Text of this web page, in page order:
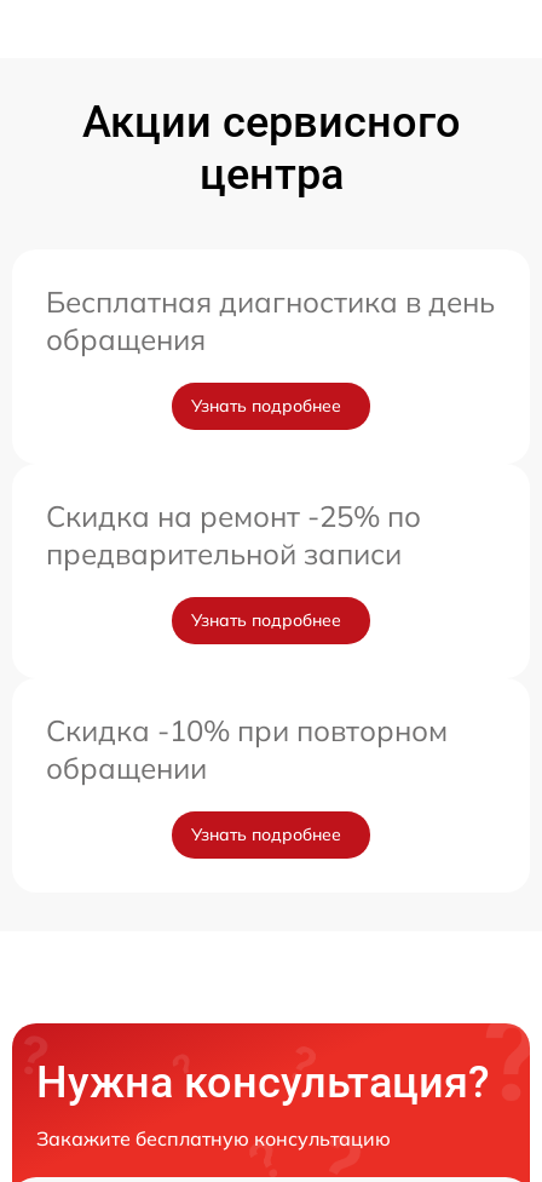
Акции сервисного
центра
Бесплатная диагностика в день
обращения
Узнать подробнее
Скидка на ремонт -25% по
предварительной записи
Узнать подробнее
Скидка -10% при повторном
обращении
Узнать подробнее
Нужна консультация?
Закажите бесплатную консультацию